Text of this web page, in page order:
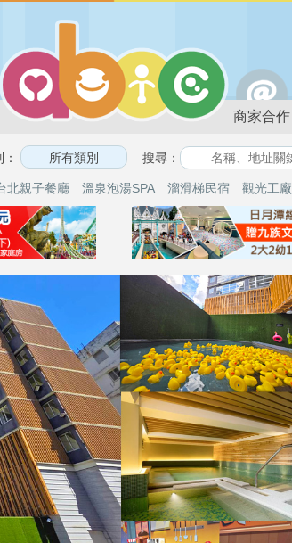
商家合作
搜尋：
北親子餐廳 溫泉泡湯SPA 溜滑梯民宿 觀光工廠